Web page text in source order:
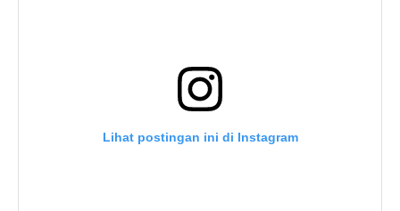
Lihat postingan ini di Instagram